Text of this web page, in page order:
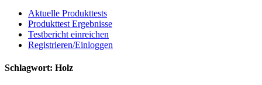
Aktuelle Produkttests
Produkttest Ergebnisse
Testbericht einreichen
Registrieren/Einloggen
Schlagwort: Holz